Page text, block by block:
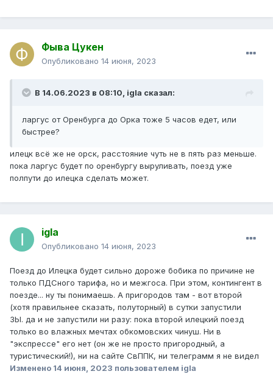
Фыва Цукен
Опубликовано 14 июня, 2023
В 14.06.2023 в 08:10, igla сказал:
ларгус от Оренбурга до Орка тоже 5 часов едет, или
быстрее?
илецк всё же не орск, расстояние чуть не в пять раз меньше.
пока ларгус будет по оренбургу выруливать, поезд уже
полпути до илецка сделать может.
igla
Опубликовано 14 июня, 2023
Поезд до Илецка будет сильно дороже бобика по причине не
только ПДСного тарифа, но и межгоса. При этом, контингент в
поезде... ну ты понимаешь. А пригородов там - вот второй
(хотя правильнее сказать, полуторный) в сутки запустили
ЗЫ. да и не запустили ни разу: пока второй илецкий поезд
только во влажных мечтах обкомовских чинуш. Ни в
"экспрессе" его нет (он же не просто пригородный, а
туристический!), ни на сайте СвППК, ни телеграмм я не видел
Изменено 14 июня, 2023 пользователем igla